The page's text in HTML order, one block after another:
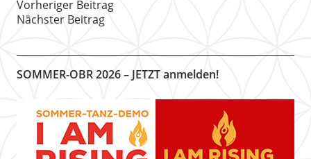
Vorheriger Beitrag
Nächster Beitrag
SOMMER-OBR 2026 – JETZT anmelden!